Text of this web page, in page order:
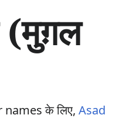
के लिए, Asad